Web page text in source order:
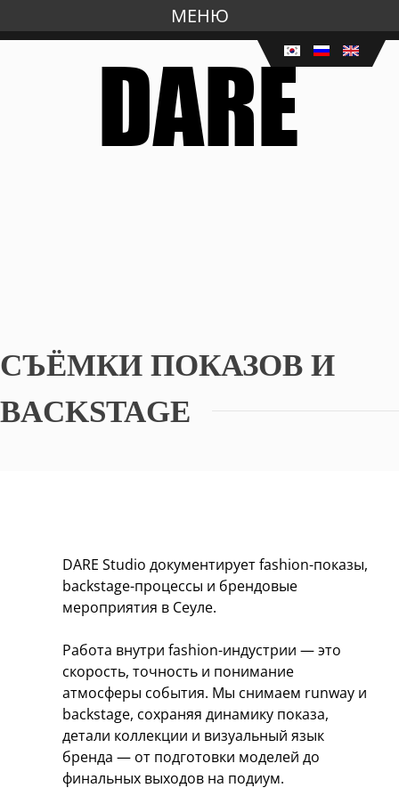
Перейти
МЕНЮ
СЪЁМКИ ПОКАЗОВ И
BACKSTAGE
DARE Studio документирует fashion-показы,
backstage-процессы и брендовые
мероприятия в Сеуле.
Работа внутри fashion-индустрии — это
скорость, точность и понимание
атмосферы события. Мы снимаем runway и
backstage, сохраняя динамику показа,
детали коллекции и визуальный язык
бренда — от подготовки моделей до
финальных выходов на подиум.